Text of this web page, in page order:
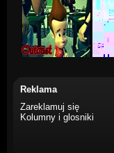
Reklama
Zareklamuj się
Kolumny i glosniki